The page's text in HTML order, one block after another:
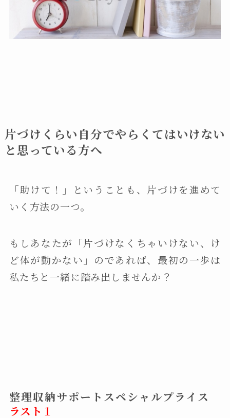
片づけくらい自分でやらくてはいけない
と思っている方へ
「助けて！」ということも、片づけを進めて
いく方法の一つ。
もしあなたが「片づけなくちゃいけない、け
ど体が動かない」のであれば、最初の一歩は
私たちと一緒に踏み出しませんか？
整理収納サポートスペシャルプライス
ラスト１